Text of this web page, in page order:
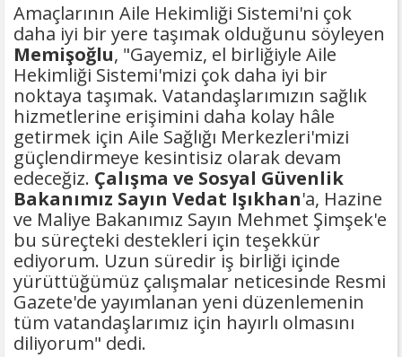
Amaçlarının Aile Hekimliği Sistemi'ni çok
daha iyi bir yere taşımak olduğunu söyleyen
Memişoğlu, "Gayemiz, el birliğiyle Aile
Hekimliği Sistemi'mizi çok daha iyi bir
noktaya taşımak. Vatandaşlarımızın sağlık
hizmetlerine erişimini daha kolay hâle
getirmek için Aile Sağlığı Merkezleri'mizi
güçlendirmeye kesintisiz olarak devam
edeceğiz. Çalışma ve Sosyal Güvenlik
Bakanımız Sayın Vedat Işıkhan'a, Hazine
ve Maliye Bakanımız Sayın Mehmet Şimşek'e
bu süreçteki destekleri için teşekkür
ediyorum. Uzun süredir iş birliği içinde
yürüttüğümüz çalışmalar neticesinde Resmi
Gazete'de yayımlanan yeni düzenlemenin
tüm vatandaşlarımız için hayırlı olmasını
diliyorum" dedi.